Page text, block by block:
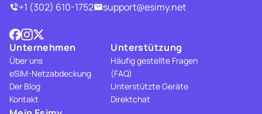
+1 (302) 610-1752
support@esimy.net
Unternehmen
Über uns
eSIM-Netzabdeckung
Der Blog
Kontakt
Unterstützung
Häufig gestellte Fragen
(FAQ)
Unterstützte Geräte
Direktchat